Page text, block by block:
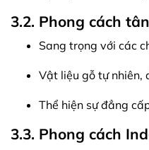
3.2. Phong cách
Sang trọng với các
Vật liệu gỗ tự nhiên,
Thể hiện sự đẳng
3.3. Phong cách